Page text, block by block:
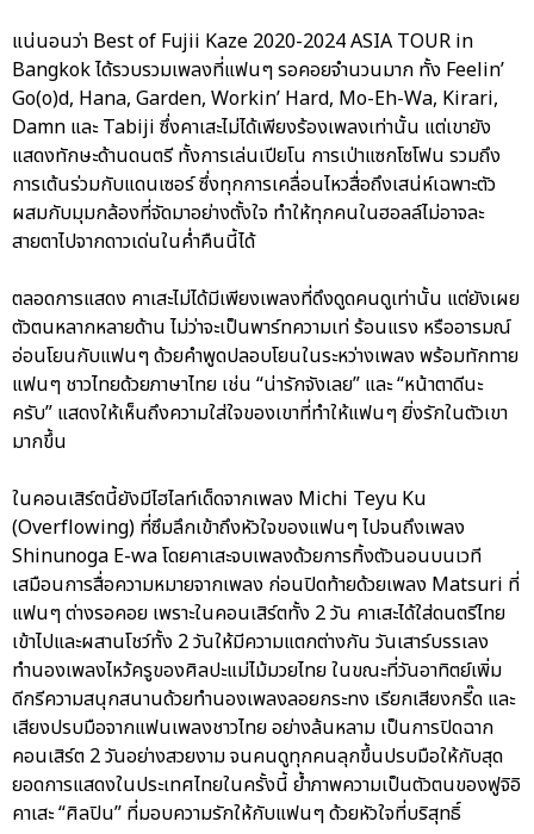
แน่นอนว่า Best of Fujii Kaze 2020-2024 ASIA TOUR in
Bangkok ได้รวบรวมเพลงที่แฟนๆ รอคอยจำนวนมาก ทั้ง Feelin’
Go(o)d, Hana, Garden, Workin’ Hard, Mo-Eh-Wa, Kirari,
Damn และ Tabiji ซึ่งคาเสะไม่ได้เพียงร้องเพลงเท่านั้น แต่เขายัง
แสดงทักษะด้านดนตรี ทั้งการเล่นเปียโน การเป่าแซกโซโฟน รวมถึง
การเต้นร่วมกับแดนเซอร์ ซึ่งทุกการเคลื่อนไหวสื่อถึงเสน่ห์เฉพาะตัว
ผสมกับมุมกล้องที่จัดมาอย่างตั้งใจ ทำให้ทุกคนในฮอลล์ไม่อาจละ
สายตาไปจากดาวเด่นในค่ำคืนนี้ได้
ตลอดการแสดง คาเสะไม่ได้มีเพียงเพลงที่ดึงดูดคนดูเท่านั้น แต่ยังเผย
ตัวตนหลากหลายด้าน ไม่ว่าจะเป็นพาร์ทความเท่ ร้อนแรง หรืออารมณ์
อ่อนโยนกับแฟนๆ ด้วยคำพูดปลอบโยนในระหว่างเพลง พร้อมทักทาย
แฟนๆ ชาวไทยด้วยภาษาไทย เช่น “น่ารักจังเลย” และ “หน้าตาดีนะ
ครับ” แสดงให้เห็นถึงความใส่ใจของเขาที่ทำให้แฟนๆ ยิ่งรักในตัวเขา
มากขึ้น
ในคอนเสิร์ตนี้ยังมีไฮไลท์เด็ดจากเพลง Michi Teyu Ku
(Overflowing) ที่ซึมลึกเข้าถึงหัวใจของแฟนๆ ไปจนถึงเพลง
Shinunoga E-wa โดยคาเสะจบเพลงด้วยการทิ้งตัวนอนบนเวที
เสมือนการสื่อความหมายจากเพลง ก่อนปิดท้ายด้วยเพลง Matsuri ที่
แฟนๆ ต่างรอคอย เพราะในคอนเสิร์ตทั้ง 2 วัน คาเสะได้ใส่ดนตรีไทย
เข้าไปและผสานโชว์ทั้ง 2 วันให้มีความแตกต่างกัน วันเสาร์บรรเลง
ทำนองเพลงไหว้ครูของศิลปะแม่ไม้มวยไทย ในขณะที่วันอาทิตย์เพิ่ม
ดีกรีความสนุกสนานด้วยทำนองเพลงลอยกระทง เรียกเสียงกรี๊ด และ
เสียงปรบมือจากแฟนเพลงชาวไทย อย่างล้นหลาม เป็นการปิดฉาก
คอนเสิร์ต 2 วันอย่างสวยงาม จนคนดูทุกคนลุกขึ้นปรบมือให้กับสุด
ยอดการแสดงในประเทศไทยในครั้งนี้ ย้ำภาพความเป็นตัวตนของฟูจิอิ
คาเสะ “ศิลปิน” ที่มอบความรักให้กับแฟนๆ ด้วยหัวใจที่บริสุทธิ์